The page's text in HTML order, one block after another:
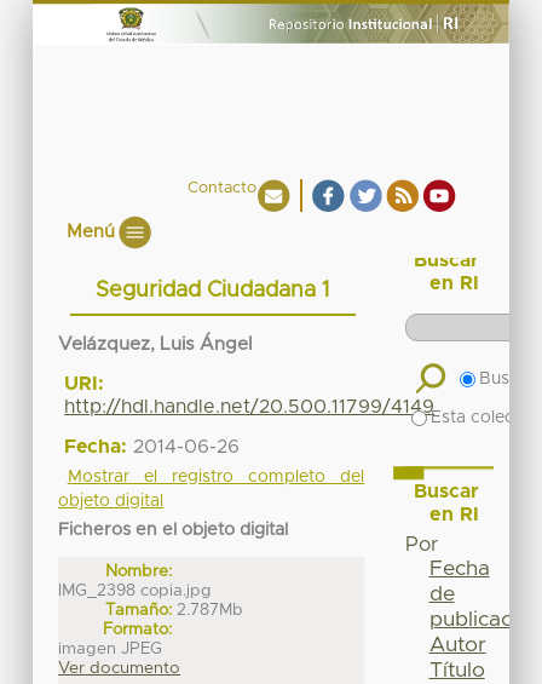
Contacto
Menú
Seguridad Ciudadana 1
Velázquez, Luis Ángel
URI:
http://hdl.handle.net/20.500.11799/4149
Fecha: 2014-06-26
Mostrar el registro completo del
objeto digital
Ficheros en el objeto digital
Nombre:
IMG_2398 copia.jpg
Tamaño: 2.787Mb
Formato:
imagen JPEG
Ver documento
Buscar
en RI
Buscar
Esta
Buscar
en RI
Por
Fecha
de
publicación
Autor
Título